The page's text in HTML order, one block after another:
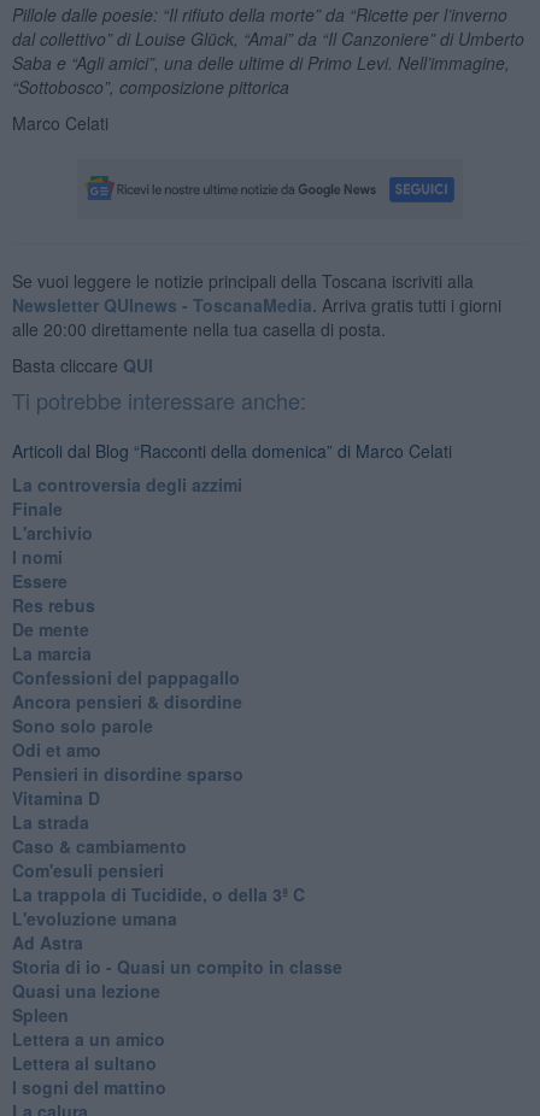
Pillole dalle poesie: “Il rifiuto della morte” da “Ricette per l’inverno
dal collettivo” di Louise Glück, “Amai” da “Il Canzoniere” di Umberto
Saba e “Agli amici”, una delle ultime di Primo Levi. Nell’immagine,
“Sottobosco”, composizione pittorica
Marco Celati
Se vuoi leggere le notizie principali della Toscana iscriviti alla
Newsletter QUInews - ToscanaMedia. Arriva gratis tutti i giorni
alle 20:00 direttamente nella tua casella di posta.
Basta cliccare QUI
Ti potrebbe interessare anche:
Articoli dal Blog “Racconti della domenica” di Marco Celati
La controversia degli azzimi
Finale
L'archivio
I nomi
Essere
Res rebus
De mente
La marcia
Confessioni del pappagallo
Ancora pensieri & disordine
Sono solo parole
Odi et amo
Pensieri in disordine sparso
Vitamina D
La strada
Caso & cambiamento
Com'esuli pensieri
La trappola di Tucidide, o della 3ª C
L'evoluzione umana
Ad Astra
Storia di io - Quasi un compito in classe
Quasi una lezione
Spleen
Lettera a un amico
Lettera al sultano
I sogni del mattino
La calura